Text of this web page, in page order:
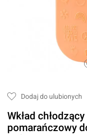
Dodaj do ulubionych
Wkład
pomarańczowy